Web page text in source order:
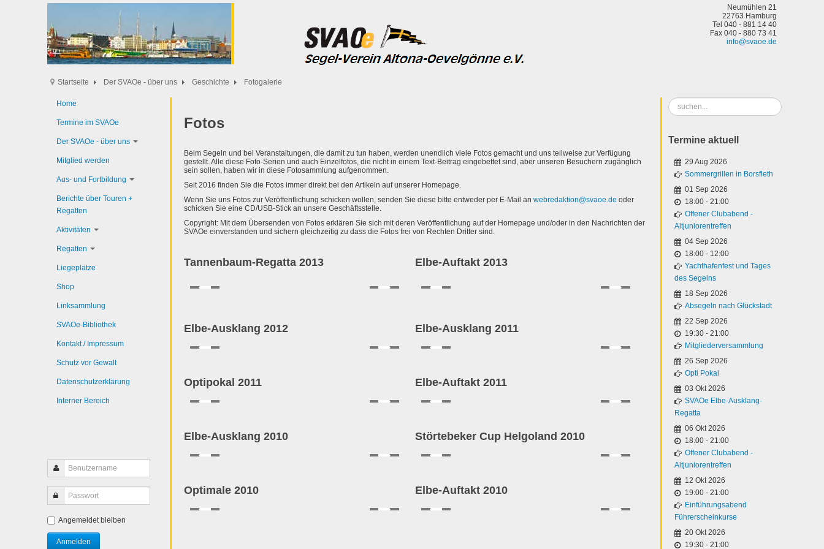
Neumühlen 21
22763 Hamburg
Tel 040 - 881 14 40
Fax 040 - 880 73 41
info@svaoe.de
Startseite Der SVAOe - über uns Geschichte Fotogalerie
Fotos
Beim Segeln und bei Veranstaltungen, die damit zu tun haben, werden unendlich viele Fotos gemacht und uns teilweise zur Verfügung
gestellt. Alle diese Foto-Serien und auch Einzelfotos, die nicht in einem Text-Beitrag eingebettet sind, aber unseren Besuchern zugänglich
sein sollen, haben wir in diese Fotosammlung aufgenommen.
Seit 2016 finden Sie die Fotos immer direkt bei den Artikeln auf unserer Homepage.
Wenn Sie uns Fotos zur Veröffentlichung schicken wollen, senden Sie diese bitte entweder per E-Mail an webredaktion@svaoe.de oder
schicken Sie eine CD/USB-Stick an unsere Geschäftsstelle.
Copyright: Mit dem Übersenden von Fotos erklären Sie sich mit deren Veröffentlichung auf der Homepage und/oder in den Nachrichten der
SVAOe einverstanden und sichern gleichzeitig zu dass die Fotos frei von Rechten Dritter sind.
Tannenbaum-Regatta 2013 Elbe-Auftakt 2013
Elbe-Ausklang 2012 Elbe-Ausklang 2011
Optipokal 2011 Elbe-Auftakt 2011
Elbe-Ausklang 2010 Störtebeker Cup Helgoland 2010
Optimale 2010 Elbe-Auftakt 2010
Home
Termine im SVAOe
Der SVAOe - über uns
Mitglied werden
Aus- und Fortbildung
Berichte über Touren +
Regatten
Aktivitäten
Regatten
Liegeplätze
Shop
Linksammlung
SVAOe-Bibliothek
Kontakt / Impressum
Schutz vor Gewalt
Datenschutzerklärung
Interner Bereich
Angemeldet bleiben
Suchen
...
Termine aktuell
29 Aug 2026
Sommergrillen in Borsfleth
01 Sep 2026
18:00 - 21:00
Offener Clubabend -
Altjuniorentreffen
04 Sep 2026
18:00 - 12:00
Yachthafenfest und Tages
des Segelns
18 Sep 2026
Absegeln nach Glückstadt
22 Sep 2026
19:30 - 21:00
Mitgliederversammlung
26 Sep 2026
Opti Pokal
03 Okt 2026
SVAOe Elbe-Ausklang-
Regatta
06 Okt 2026
18:00 - 21:00
Offener Clubabend -
Altjuniorentreffen
12 Okt 2026
19:00 - 21:00
Einführungsabend
Führerscheinkurse
20 Okt 2026
19:30 - 21:00